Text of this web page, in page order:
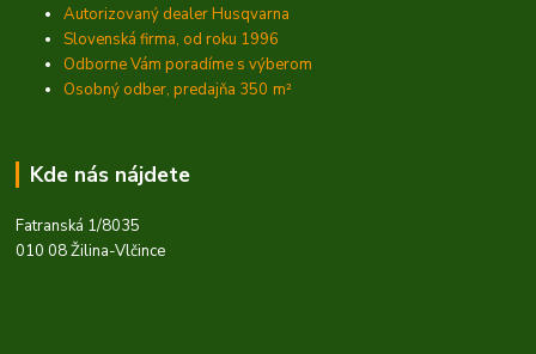
Autorizovaný dealer Husqvarna
Slovenská firma, od roku 1996
Odborne Vám poradíme s výberom
Osobný odber, predajňa 350 m²
Kde nás nájdete
Fatranská 1/8035
010 08 Žilina-Vlčince